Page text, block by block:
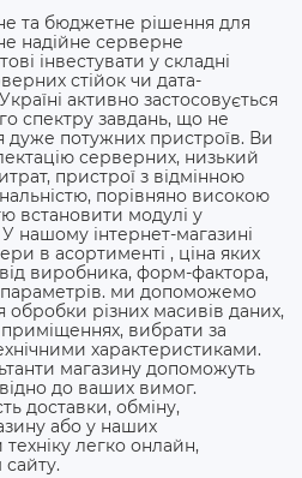
та бюджетне рішення для
надійне серверне
інвестувати у складні
стійок чи дата-
активно застосовується
спектру завдань, що не
дуже потужних пристроїв. Ви
серверних, низький
пристрої з відмінною
порівняно високою
встановити модулі у
нашому інтернет-магазині
в асортименті , ціна яких
виробника, форм-фактора,
параметрів. ми допоможемо
обробки різних масивів даних,
вибрати за
характеристиками.
магазину допоможуть
до ваших вимог.
доставки, обміну,
або у наших
легко онлайн,